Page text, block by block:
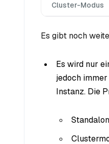
Cluster-Modus
Es gibt noch
Es wird nur
jedoch
Instanz. Die